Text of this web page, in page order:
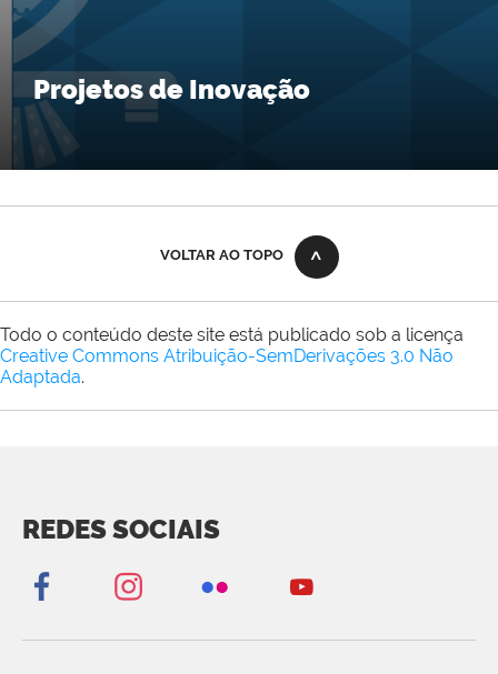
Projetos de Inovação
VOLTAR AO TOPO
Todo o conteúdo deste site está publicado sob a licença
Creative Commons Atribuição-SemDerivações 3.0 Não
Adaptada.
REDES SOCIAIS